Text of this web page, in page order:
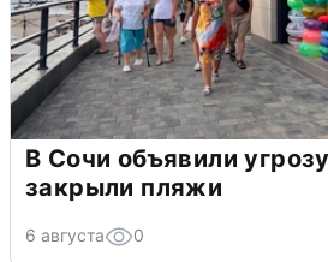
В Сочи объявили
закрыли пляжи
6 августа 0